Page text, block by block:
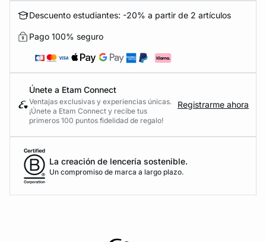
Descuento estudiantes: -20% a partir de 2 artículos
Pago 100% seguro
Únete a Etam Connect
Ventajas exclusivas y experiencias únicas.
¡Únete a Etam Connect y recibe tus
primeros 100 puntos fidelidad de regalo!
Registrarme ahora
La creación de lencería sostenible.
Un compromiso de marca a largo plazo.